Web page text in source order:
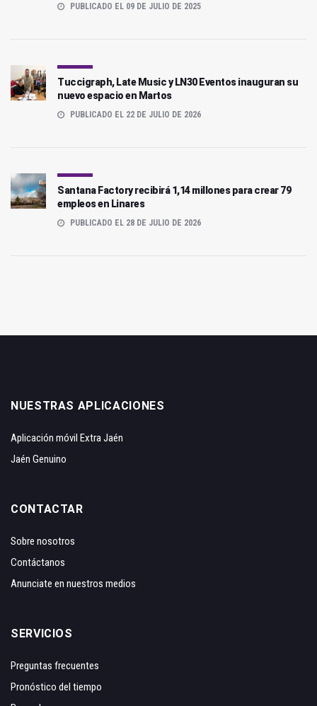
PUBLICADO EL 09 DE JULIO DE 2025
Tuccigraph, Late Music y LN30 Eventos inauguran su
nuevo espacio en Martos
PUBLICADO EL 22 DE JULIO DE 2026
Santana Factory recibirá 1,14 millones para crear 79
empleos en Linares
PUBLICADO EL 28 DE JULIO DE 2026
NUESTRAS APLICACIONES
Aplicación móvil Extra Jaén
Jaén Genuino
CONTACTAR
Sobre nosotros
Contáctanos
Anunciate en nuestros medios
SERVICIOS
Preguntas frecuentes
Pronóstico del tiempo